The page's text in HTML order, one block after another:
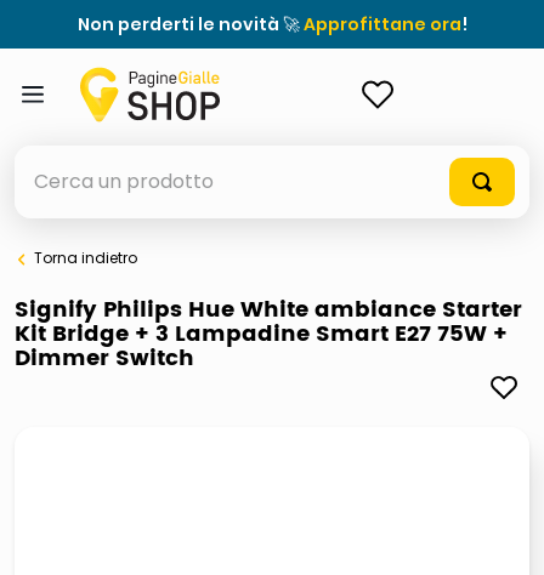
Non perderti le novità 🚀Approfittane ora!
elenchi telefonici
orologio parete
Torna indietro
Signify Philips Hue White ambiance Starter
Kit Bridge + 3 Lampadine Smart E27 75W +
Dimmer Switch